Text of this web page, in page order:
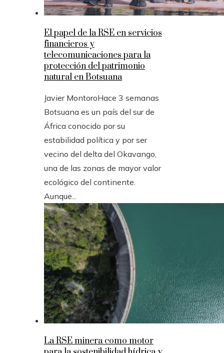
El papel de la RSE en servicios
financieros y
telecomunicaciones para la
protección del patrimonio
natural en Botsuana
Javier MontoroHace 3 semanas
Botsuana es un país del sur de
África conocido por su
estabilidad política y por ser
vecino del delta del Okavango,
una de las zonas de mayor valor
ecológico del continente.
Aunque...
La RSE minera como motor